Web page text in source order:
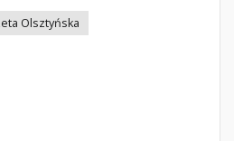
Olsztyńska